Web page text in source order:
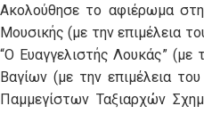
Ακολούθησε το αφιέρωμα
Μουσικής (με την επιμέλεια
“Ο Ευαγγελιστής Λουκάς”
Βαγίων (με την επιμέλεια
Παμμεγίστων Ταξιαρχών